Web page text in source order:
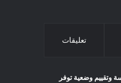
تعليقات
وتقييم وضعية توفر